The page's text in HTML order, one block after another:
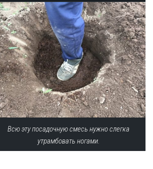
Всю эту посадочную смесь нужно слегка
утрамбовать ногами.